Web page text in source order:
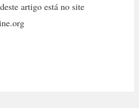
artigo está no site